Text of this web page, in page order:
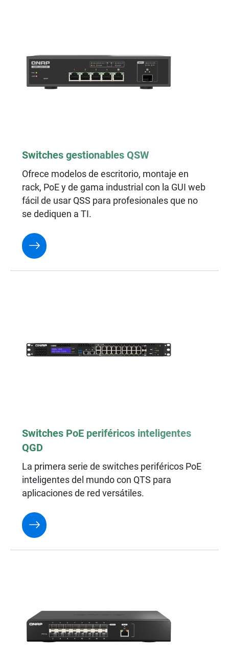
Switches gestionables QSW
Ofrece modelos de escritorio, montaje en
rack, PoE y de gama industrial con la GUI web
fácil de usar QSS para profesionales que no
se dediquen a TI.
Switches PoE periféricos inteligentes
QGD
La primera serie de switches periféricos PoE
inteligentes del mundo con QTS para
aplicaciones de red versátiles.